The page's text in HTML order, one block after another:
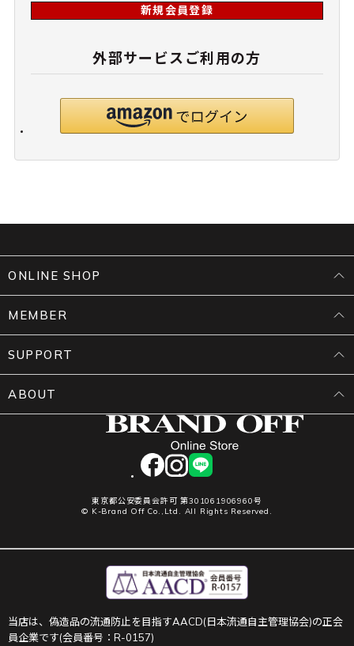
新規会員登録
外部サービスご利用の方
facebookinstagram
LINE
東京都公安委員会許可 第301061906960号
© K-Brand Off Co.,Ltd. All Rights Reserved.
ONLINE SHOP
MEMBER
SUPPORT
ABOUT
当店は、偽造品の流通防止を目指すAACD(日本流通自主管理協会)の正会
員企業です(会員番号：R-0157)